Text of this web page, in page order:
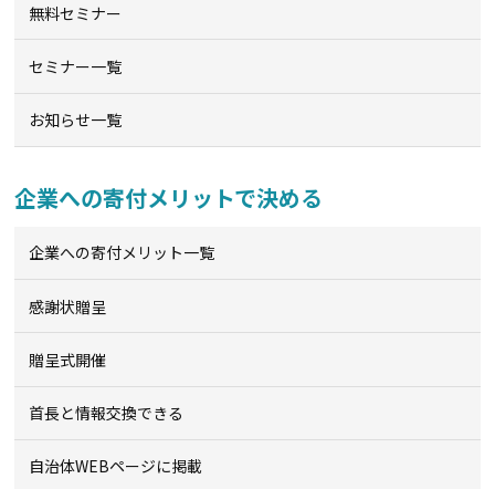
無料セミナー
セミナー一覧
お知らせ一覧
企業への寄付メリットで決める
企業への寄付メリット一覧
感謝状贈呈
贈呈式開催
首長と情報交換できる
自治体WEBページに掲載